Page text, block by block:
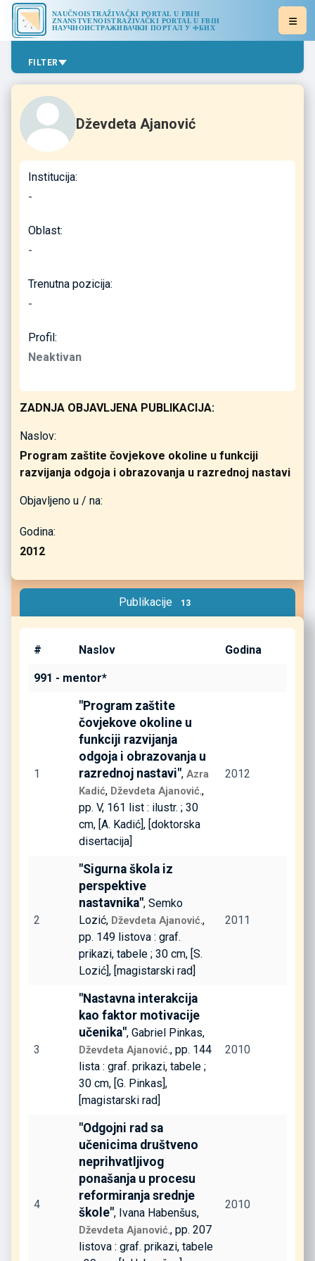
NAUČNOISTRAŽIVAČKI PORTAL U FBIH
ZNANSTVENOISTRAŽIVAČKI PORTAL U FBIH
НАУЧНОИСТРАЖИВАЧКИ ПОРТАЛ У ФБИХ
FILTER
Dževdeta Ajanović
Institucija:
-
Oblast:
-
Trenutna pozicija:
-
Profil:
Neaktivan
ZADNJA OBJAVLJENA PUBLIKACIJA:
Naslov:
Program zaštite čovjekove okoline u funkciji
razvijanja odgoja i obrazovanja u razrednoj nastavi
Objavljeno u / na:
Godina:
2012
Publikacije 13
# Naslov Godina
991 - mentor*
1
"Program zaštite
čovjekove okoline u
funkciji razvijanja
odgoja i obrazovanja u
razrednoj nastavi", Azra
Kadić, Dževdeta Ajanović.,
pp. V, 161 list : ilustr. ; 30
cm, [A. Kadić], [doktorska
disertacija]
2012
2
"Sigurna škola iz
perspektive
nastavnika", Semko
Lozić, Dževdeta Ajanović.,
pp. 149 listova : graf.
prikazi, tabele ; 30 cm, [S.
Lozić], [magistarski rad]
2011
3
"Nastavna interakcija
kao faktor motivacije
učenika", Gabriel Pinkas,
Dževdeta Ajanović., pp. 144
lista : graf. prikazi, tabele ;
30 cm, [G. Pinkas],
[magistarski rad]
2010
4
"Odgojni rad sa
učenicima društveno
neprihvatljivog
ponašanja u procesu
reformiranja srednje
škole", Ivana Habenšus,
Dževdeta Ajanović., pp. 207
listova : graf. prikazi, tabele
2010